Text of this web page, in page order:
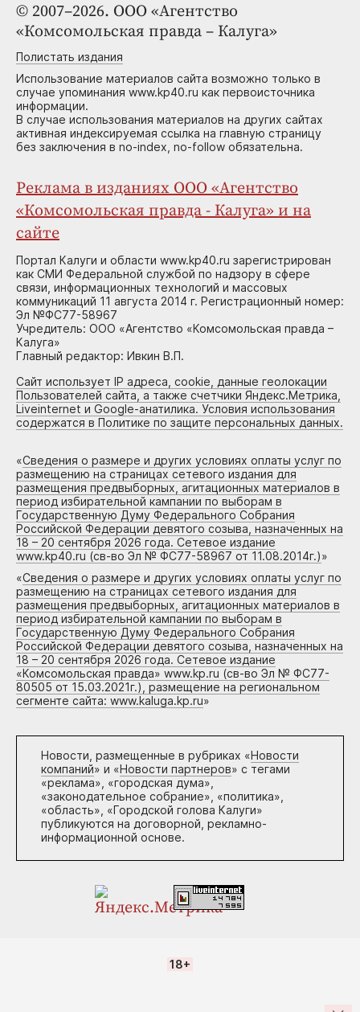
© 2007–2026. ООО «Агентство
«Комсомольская правда – Калуга»
Полистать издания
Использование материалов сайта возможно только в
случае упоминания www.kp40.ru как первоисточника
информации.
В случае использования материалов на других сайтах
активная индексируемая ссылка на главную страницу
без заключения в no-index, no-follow обязательна.
Реклама в изданиях ООО «Агентство
«Комсомольская правда - Калуга» и на
сайте
Портал Калуги и области www.kp40.ru зарегистрирован
как СМИ Федеральной службой по надзору в сфере
связи, информационных технологий и массовых
коммуникаций 11 августа 2014 г. Регистрационный номер:
Эл №ФС77-58967
Учредитель: ООО «Агентство «Комсомольская правда –
Калуга»
Главный редактор: Ивкин В.П.
Сайт использует IP адреса, cookie, данные геолокации
Пользователей сайта, а также счетчики Яндекс.Метрика,
Liveinternet и Google-анатилика. Условия использования
содержатся в Политике по защите персональных данных.
«Сведения о размере и других условиях оплаты услуг по
размещению на страницах сетевого издания для
размещения предвыборных, агитационных материалов в
период избирательной кампании по выборам в
Государственную Думу Федерального Собрания
Российской Федерации девятого созыва, назначенных на
18 – 20 сентября 2026 года. Сетевое издание
www.kp40.ru (св-во Эл № ФС77-58967 от 11.08.2014г.)»
«Сведения о размере и других условиях оплаты услуг по
размещению на страницах сетевого издания для
размещения предвыборных, агитационных материалов в
период избирательной кампании по выборам в
Государственную Думу Федерального Собрания
Российской Федерации девятого созыва, назначенных на
18 – 20 сентября 2026 года. Сетевое издание
«Комсомольская правда» www.kp.ru (св-во Эл № ФС77-
80505 от 15.03.2021г.), размещение на региональном
сегменте сайта: www.kaluga.kp.ru»
Новости, размещенные в рубриках «Новости
компаний» и «Новости партнеров» с тегами
«реклама», «городская дума»,
«законодательное собрание», «политика»,
«область», «Городской голова Калуги»
публикуются на договорной, рекламно-
информационной основе.
18+